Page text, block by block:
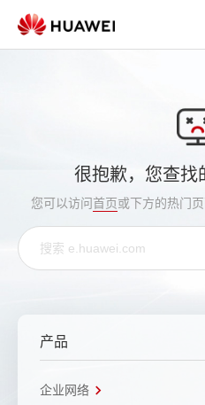
很抱歉，您查找
您可以访问首页或下方的热门
产品
企业网络